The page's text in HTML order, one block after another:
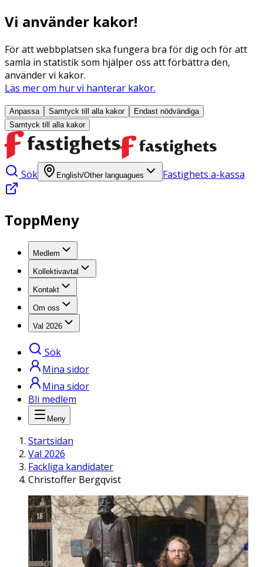
Vi använder kakor!
För att webbplatsen ska fungera bra för dig och för att
samla in statistik som hjälper oss att förbättra den,
använder vi kakor.
Läs mer om hur vi hanterar kakor.
Anpassa Samtyck till alla kakor
Endast nödvändiga
Samtyck till alla kakor
Sök English/Other languagues Fastighets a-kassa
ToppMeny
Medlem
Kollektivavtal
Kontakt
Om oss
Val 2026
Sök
Mina sidor
Mina sidor
Bli medlem
Meny
Startsidan
Val 2026
Fackliga kandidater
Christoffer Bergqvist